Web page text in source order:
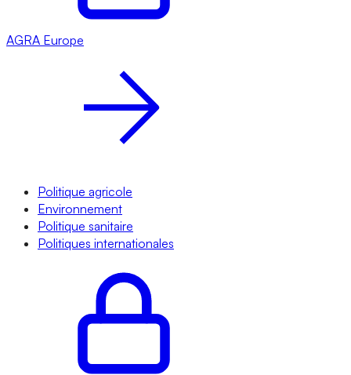
AGRA Europe
Politique agricole
Environnement
Politique sanitaire
Politiques internationales